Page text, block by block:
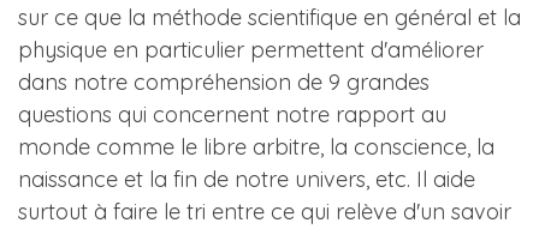
sur ce que la méthode scientifique en général et la
physique en particulier permettent d'améliorer
dans notre compréhension de 9 grandes
questions qui concernent notre rapport au
monde comme le libre arbitre, la conscience, la
naissance et la fin de notre univers, etc. Il aide
surtout à faire le tri entre ce qui relève d'un savoir